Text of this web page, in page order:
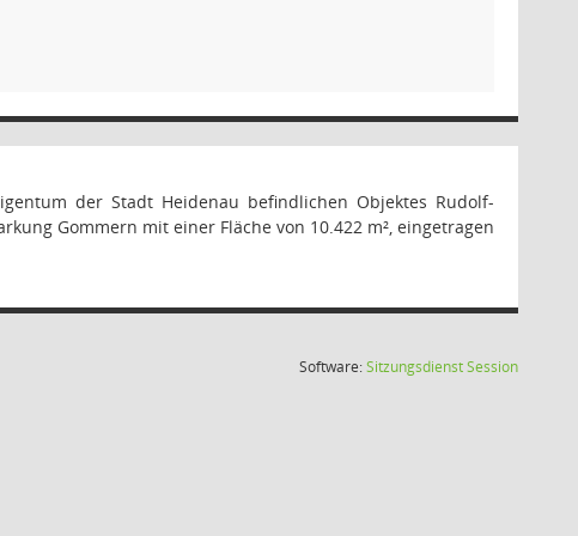
der Stadt Heidenau befindlichen Objektes Rudolf-
Gommern mit einer Fläche von 10.422 m², eingetragen
Software:SitzungsdienstSession(Wird in